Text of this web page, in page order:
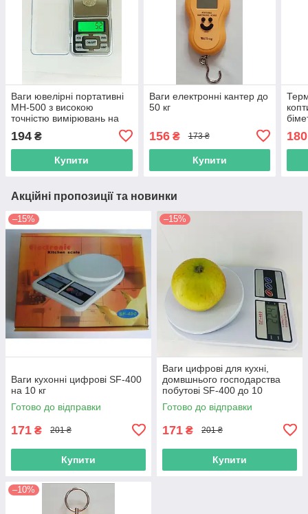
Ваги ювелірні портативні
MH-500 з високою
точністю вимірювань на
194 ₴
Купити
Ваги електронні кантер до
50 кг
156₴ 173 ₴
Купити
Акційні пропозиції та новинки
–15%
Ваги кухонні цифрові SF-400
на 10 кг
Готово до відправки
171 ₴ 201 ₴
Купити
–15%
Ваги цифрові для кухні,
домвшнього господарства
побутові SF-400 до 10
кілограмів
Готово до відправки
171 ₴ 201 ₴
Купити
–10%